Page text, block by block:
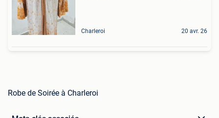
Charleroi 20 avr. 26
Robe de Soirée à Charleroi